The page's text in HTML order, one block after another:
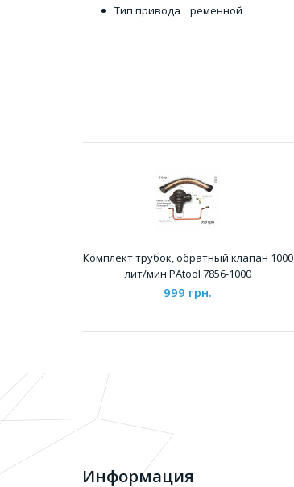
Тип привода ременной
Комплект трубок, обратный клапан 1000
лит/мин PAtool 7856-1000
999 грн.
Информация